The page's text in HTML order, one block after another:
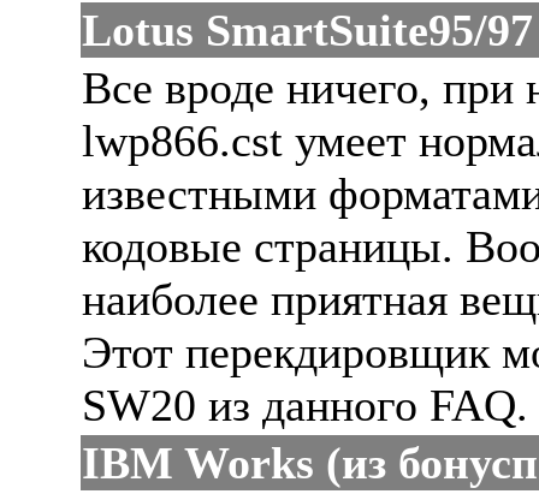
Lotus SmartSuite95/97
Все вроде ничего, при
lwp866.cst умеет
известными
кодовые страницы.
наиболее приятная
Этот перекдировщик
SW20 из данного FAQ.
IBM Works (из